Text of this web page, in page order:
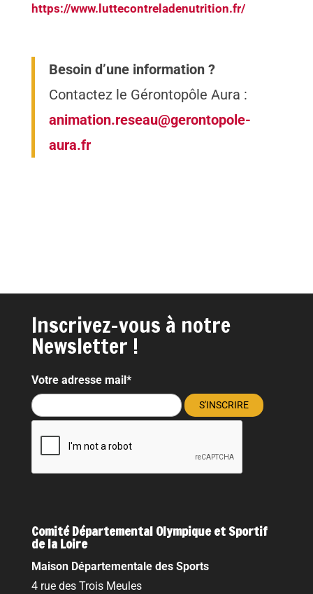
https://www.luttecontreladenutrition.fr/
Besoin d’une information ?
Contactez le Gérontopôle Aura :
animation.reseau@gerontopole-
aura.fr
Inscrivez-vous à notre
Newsletter !
Votre adresse mail*
Comité Départemental Olympique et Sportif
de la Loire
Maison Départementale des Sports
4 rue des Trois Meules